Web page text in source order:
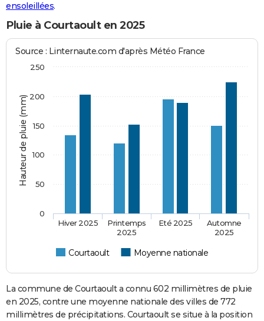
ensoleillées.
Pluie à Courtaoult en 2025
Hauteur de pluie (mm)
Source : Linternaute.com d'après Météo France
Courtaoult Moyenne nationale
Hiver 2025
Printemps
2025
Eté 2025
Automne
2025
0
50
100
150
200
250
La commune de Courtaoult a connu 602 millimètres de pluie
en 2025, contre une moyenne nationale des villes de 772
millimètres de précipitations. Courtaoult se situe à la position